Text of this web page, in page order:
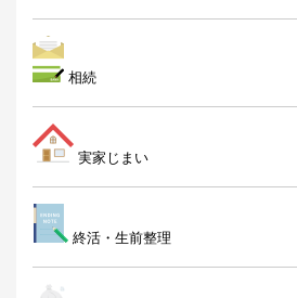
相続
実家じまい
終活・生前整理